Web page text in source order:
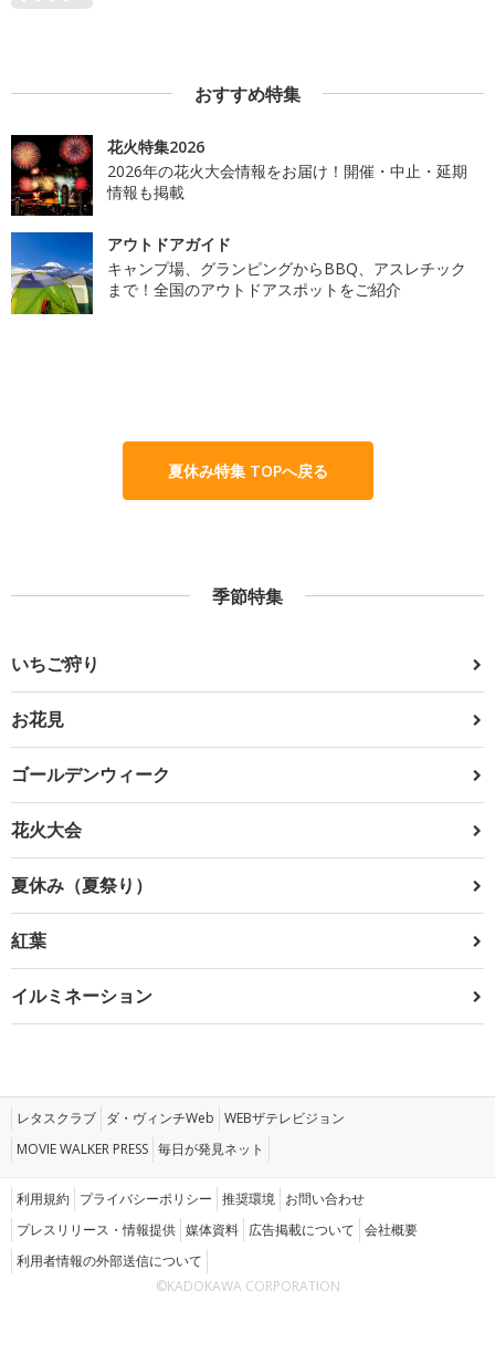
おすすめ特集
花火特集2026
2026年の花火大会情報をお届け！開催・中止・延期
情報も掲載
アウトドアガイド
キャンプ場、グランピングからBBQ、アスレチック
まで！全国のアウトドアスポットをご紹介
夏休み特集 TOPへ戻る
季節特集
いちご狩り
お花見
ゴールデンウィーク
花火大会
夏休み（夏祭り）
紅葉
イルミネーション
レタスクラブ ダ・ヴィンチWeb WEBザテレビジョン
MOVIE WALKER PRESS 毎日が発見ネット
利用規約 プライバシーポリシー 推奨環境 お問い合わせ
プレスリリース・情報提供 媒体資料 広告掲載について 会社概要
利用者情報の外部送信について
©KADOKAWA CORPORATION